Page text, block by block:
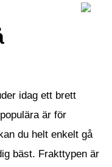
idag ett brett
är för
du helt enkelt gå
bäst. Frakttypen är